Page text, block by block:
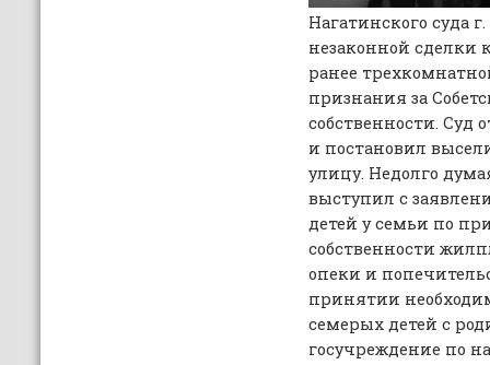
Нагатинского суда
незаконной сделки
ранее
признания за
собственности. Суд
и постановил
улицу. Недолго
выступил с
детей у семьи по
собственности
опеки и
принятии
семерых детей с
госучреждение по